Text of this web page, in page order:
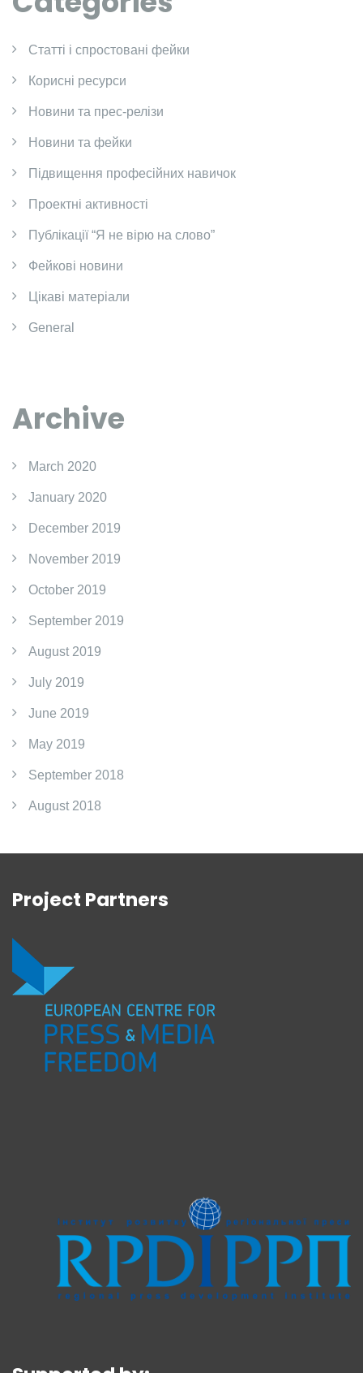
Cтатті і спростовані фейки
Корисні ресурси
Новини та прес-релізи
Новини та фейки
Підвищення професійних навичок
Проектні активності
Публікації “Я не вірю на слово”
Фейкові новини
Цікаві матеріали
General
Archive
March 2020
January 2020
December 2019
November 2019
October 2019
September 2019
August 2019
July 2019
June 2019
May 2019
September 2018
August 2018
Project Partners